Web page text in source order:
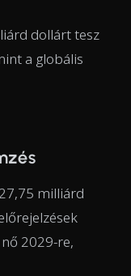
dollárt tesz
a globális
milliárd
2029-re,